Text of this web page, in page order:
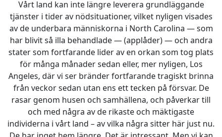
Vårt land kan inte längre leverera grundläggande
tjänster i tider av nödsituationer, vilket nyligen visades
av de underbara människorna i North Carolina — som
har blivit så illa behandlade — (applåder) — och andra
stater som fortfarande lider av en orkan som tog plats
för många månader sedan eller, mer nyligen, Los
Angeles, där vi ser bränder fortfarande tragiskt brinna
från veckor sedan utan ens ett tecken på försvar. De
rasar genom husen och samhällena, och påverkar till
och med några av de rikaste och mäktigaste
individerna i vårt land – av vilka några sitter här just nu.